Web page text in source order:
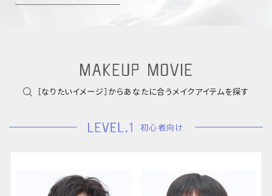
［なりたいイメージ］からあなたに合うメイクアイテムを探す
初心者向け